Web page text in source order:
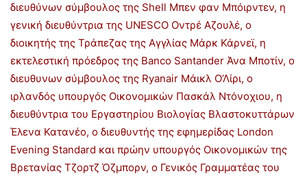
διευθύνων σύμβουλος της Shell Μπεν φαν Μπόιρντεν, η
γενική διευθύντρια της UNESCO Οντρέ Αζουλέ, ο
διοικητής της Τράπεζας της Αγγλίας Μάρκ Κάρνεϊ, η
εκτελεστική πρόεδρος της Banco Santander Άνα Μποτίν, ο
διευθυνων σύμβουλος της Ryanair Μάικλ Ο’Λίρι, ο
ιρλανδός υπουργός Οικονομικών Πασκάλ Ντόνοχιου, η
διευθύντρια του Εργαστηρίου Βιολογίας Βλαστοκυττάρων
Έλενα Κατανέο, ο διευθυντής της εφημερίδας London
Evening Standard και πρώην υπουργός Οικονομικών της
Βρετανίας Τζορτζ Όζμπορν, ο Γενικός Γραμματέας του